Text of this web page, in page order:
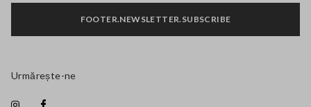
FOOTER.NEWSLETTER.SUBSCRIBE
Urmărește-ne